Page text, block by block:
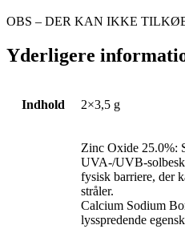
OBS – DER KAN IKKE
Yderligere
Indhold 2×3,5 g
Zinc Oxide 25.0%:
UVA-/UVB-
fysisk barriere, der
stråler.
Calcium Sodium
lysspredende